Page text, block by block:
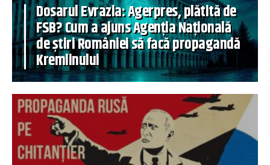
Dosarul Evrazia: Agerpres, plătită de
FSB? Cum a ajuns Agenția Națională
de știri României să facă propagandă
Kremlinului